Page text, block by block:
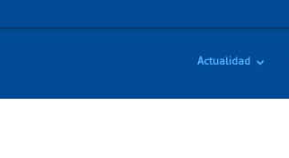
Actualidad